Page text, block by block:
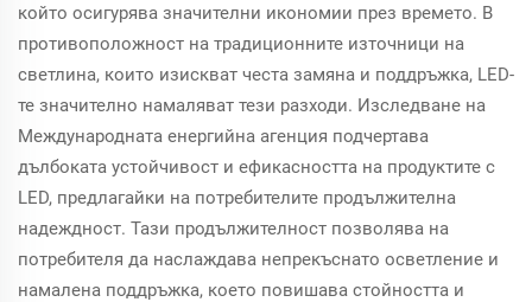
който осигурява значителни икономии през времето. В
противоположност на традиционните източници на
светлина, които изискват честа замяна и поддръжка, LED-
те значително намаляват тези разходи. Изследване на
Международната енергийна агенция подчертава
дълбоката устойчивост и ефикасността на продуктите с
LED, предлагайки на потребителите продължителна
надеждност. Тази продължителност позволява на
потребителя да наслаждава непрекъснато осветление и
намалена поддръжка, което повишава стойността и